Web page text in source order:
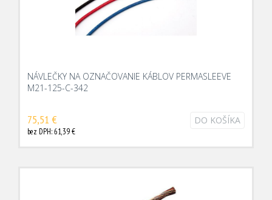
NÁVLEČKY NA OZNAČOVANIE KÁBLOV PERMASLEEVE
M21-125-C-342
75,51 €
bez DPH: 61,39 €
DO KOŠÍKA